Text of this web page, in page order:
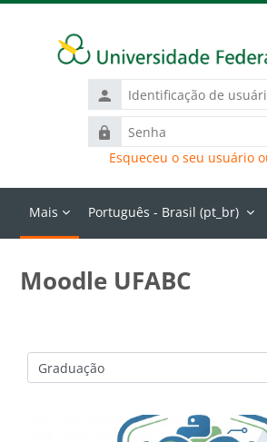
Identificação
de
usuário
Senha
Esqueceu o seu usuário
Mais Português - Brasil ‎(pt_br)‎
Moodle UFABC
Categorias de Cursos